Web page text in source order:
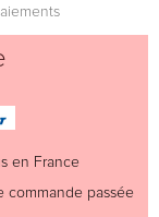
en France
commande passée